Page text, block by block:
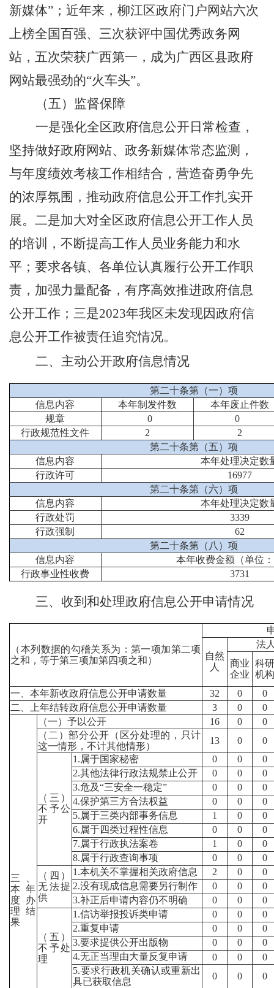
新媒体”；近年来，柳江区政府门户网站六次
上榜全国百强、三次获评中国优秀政务网
站，五次荣获广西第一，成为广西区县政府
网站最强劲的“火车头”。
（五）监督保障
一是强化全区政府信息公开日常检查，
坚持做好政府网站、政务新媒体常态监测，
与年度绩效考核工作相结合，营造奋勇争先
的浓厚氛围，推动政府信息公开工作扎实开
展。二是加大对全区政府信息公开工作人员
的培训，不断提高工作人员业务能力和水
平；要求各镇、各单位认真履行公开工作职
责，加强力量配备，有序高效推进政府信息
公开工作；三是2023年我区未发现因政府信
息公开工作被责任追究情况。
二、主动公开政府信息情况
第二十条第（一）项
信息内容
本年制发件数
本年废止件数
规章
0
0
行政规范性文件
2
2
第二十条第（五）项
信息内容
本年处理决定数
行政许可
16977
第二十条第（六）项
信息内容
本年处理决定数
行政处罚
3339
行政强制
62
第二十条第（八）项
信息内容
本年收费金额（单位
行政事业性收费
3731
三、收到和处理政府信息公开申请情况
（本列数据的勾稽关系为：第一项加第二项
之和，等于第三项加第四项之和）
自然
人
法
商业
企业
科研
机构
一、本年新收政府信息公开申请数量
32 0
0
二、上年结转政府信息公开申请数量
3 0 0
三、
本年
度办
理结
果
（一）予以公开 16 0
0
（二）部分公开（区分处理的，只计
这一情形，不计其他情形）
13 0 0
（三）
不予公
开
1.属于国家秘密 0 0
0
2.其他法律行政法规禁止公开
0 0
0
3.危及“三安全一稳定”
0 0
0
4.保护第三方合法权益
0 0
0
5.属于三类内部事务信息
1 0
0
6.属于四类过程性信息
0 0
0
7.属于行政执法案卷
1 0
0
8.属于行政查询事项
0 0
0
（四）
无法提
供
1.本机关不掌握相关政府信息 2 0
0
2.没有现成信息需要另行制作
0 0
0
3.补正后申请内容仍不明确
0 0 0
（五）
不予处
理
1.信访举报投诉类申请 0 0
0
2.重复申请
0 0
0
3.要求提供公开出版物
0 0
0
4.无正当理由大量反复申请
0 0
0
5.要求行政机关确认或重新出
具已获取信息
0 0 0